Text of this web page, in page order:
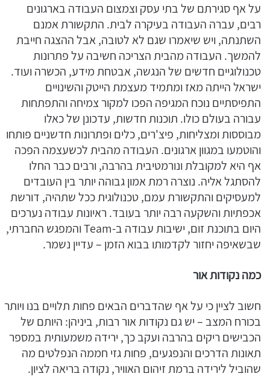
על אף סגירתם של בתי עסק וצמצום העבודה בארגונים
רבים, עברה העבודה בעיקרה לבית. התקשורת אמנם
השתנתה, ויש שיאמרו שגם לא לטובה, אבל ההצגה חייבת
להמשך. העבודה מהבית הצריכה חשיבה על פתרונות
טכנולוגיים חדשים של הנגשה, אבטחת מידע, הכשרה ועוד.
ישראל הייתה מאז ומתמיד מעצמת הייטק והשינויים
התפיסתיים נוכח המגיפה הפכו למקור צמיחה והתפתחות
עבורה בעולם כולו. תוכנות חדשות, עדכונן של כאלו
מבוססות ומצליחות, פיצ'רים, כלים ופתרונות חדשניים פותחו
והוטמעו במגוון ארגונים. העבודה מהבית לכשעצמה הפכה
אף היא למקובלת ונורמטיבית בהרבה, ורבים כבר החלו
להסתגל אליה. נוצרה רמת אמון גבוהה יותר בין העובדים
למעסיקים והתקשורת עמם, טכנולוגית ככל שתהיה, דורשת
אכפתיות והשקעה רבה יותר בעובד. ראיונות עבודה נערכים
היום בתוכנת זום, ישיבות עבודה ב-Team והמפגש החברתי,
שבשאיפה יחזור לקדמותו בבוא הזמן – עדיין נשמר.
כמה נקודות אור
חשוב לציין כי על אף שהדברים הבאים פחות תלויים בנו ויותר
בכורח המצב – יש גם נקודות אור רבות, ביניהן: היותם של
הכבישים ריקים בהרבה ועקב כך, ירידה משמעותית במספר
תאונות הדרכים והנפגעים, פחות גזי חממה הנפלטים מה
שהוביל לירידה ברמת זיהום האוויר, נקודה בריאה לציון.